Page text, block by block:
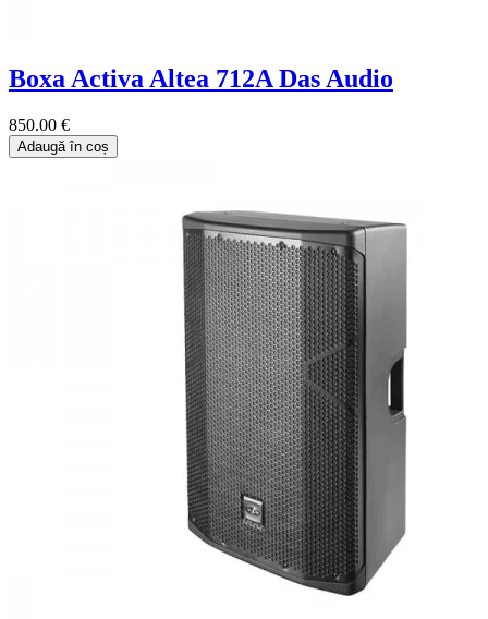
Boxa Activa Altea 712A Das Audio
850.00 €
Adaugă în coș